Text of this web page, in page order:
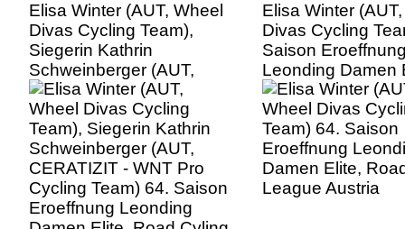
Elisa Winter (AUT, Wheel
Divas Cycling Team),
Siegerin Kathrin
Schweinberger (AUT,
CERATIZIT - WNT Pro
Cycling Team) 64. Saison
Eroeffnung Leonding
Damen Elite, Road Cyling
League Austria
Elisa Winter
Divas Cycling
Saison
Leonding Damen
Road Cyling
Austria